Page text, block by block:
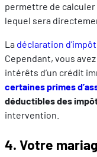
permettre de
lequel sera
La déclaration d’impôt
Cependant, vous
intérêts d’un crédit
certaines primes
déductibles des
intervention.
4. Votre